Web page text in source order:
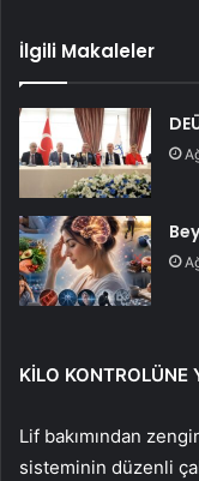
İlgili Makaleler
KİLO KONTROLÜNE
Lif bakımından
sisteminin düzenli